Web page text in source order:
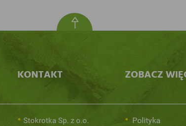
KONTAKT
Stokrotka Sp. z o.o.
ZOBACZ
Polityka